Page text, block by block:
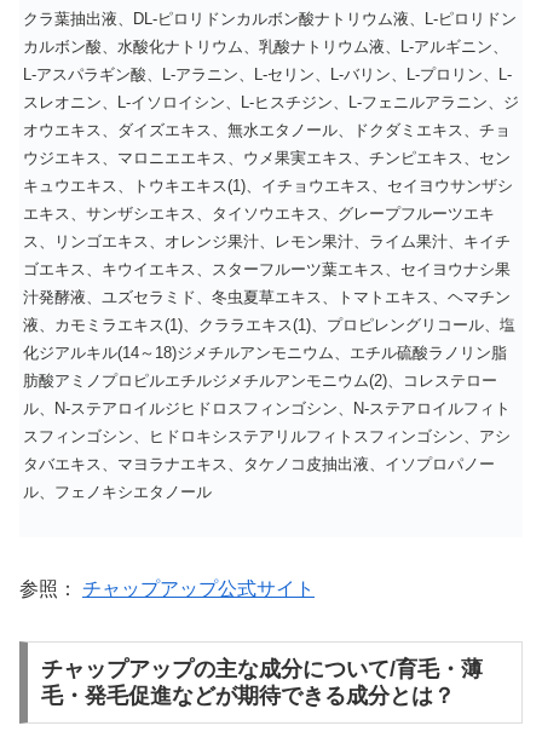
クラ葉抽出液、DL-ピロリドンカルボン酸ナトリウム液、L-ピロリドン
カルボン酸、水酸化ナトリウム、乳酸ナトリウム液、L-アルギニン、
L-アスパラギン酸、L-アラニン、L-セリン、L-バリン、L-プロリン、L-
スレオニン、L-イソロイシン、L-ヒスチジン、L-フェニルアラニン、ジ
オウエキス、ダイズエキス、無水エタノール、ドクダミエキス、チョ
ウジエキス、マロニエエキス、ウメ果実エキス、チンピエキス、セン
キュウエキス、トウキエキス(1)、イチョウエキス、セイヨウサンザシ
エキス、サンザシエキス、タイソウエキス、グレープフルーツエキ
ス、リンゴエキス、オレンジ果汁、レモン果汁、ライム果汁、キイチ
ゴエキス、キウイエキス、スターフルーツ葉エキス、セイヨウナシ果
汁発酵液、ユズセラミド、冬虫夏草エキス、トマトエキス、ヘマチン
液、カモミラエキス(1)、クララエキス(1)、プロピレングリコール、塩
化ジアルキル(14～18)ジメチルアンモニウム、エチル硫酸ラノリン脂
肪酸アミノプロピルエチルジメチルアンモニウム(2)、コレステロー
ル、N-ステアロイルジヒドロスフィンゴシン、N-ステアロイルフィト
スフィンゴシン、ヒドロキシステアリルフィトスフィンゴシン、アシ
タバエキス、マヨラナエキス、タケノコ皮抽出液、イソプロパノー
ル、フェノキシエタノール
参照： チャップアップ公式サイト
チャップアップの主な成分について/育毛・薄
毛・発毛促進などが期待できる成分とは？